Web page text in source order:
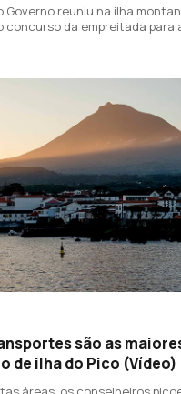
Governo reuniu na ilha
concurso da empreitada para
são as
de ilha do Pico (Vídeo)